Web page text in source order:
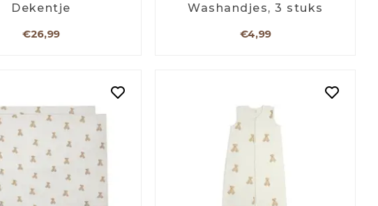
Dekentje
€26,99
Washandjes, 3 stuks
€4,99